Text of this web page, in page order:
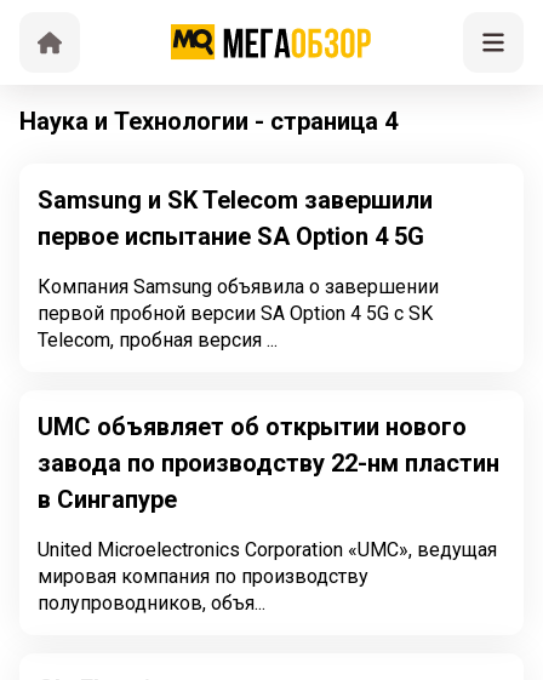
Наука и Технологии - страница 4
Samsung и SK Telecom завершили
первое испытание SA Option 4 5G
Компания Samsung объявила о завершении
первой пробной версии SA Option 4 5G с SK
Telecom, пробная версия ...
UMC объявляет об открытии нового
завода по производству 22-нм пластин
в Сингапуре
United Microelectronics Corporation «UMC», ведущая
мировая компания по производству
полупроводников, объя...